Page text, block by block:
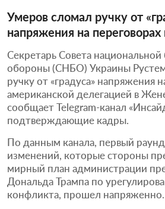
Умеров сломал ручку от
напряжения на
Секретарь Совета национальной
обороны (СНБО) Украины
ручку от «градуса» напряжения
американской делегацией в
сообщает Telegram-канал
подтверждающие кадры.
По данным канала, первый
изменений, которые стороны
мирный план администрации
Дональда Трампа по
конфликта, прошел напряженно.